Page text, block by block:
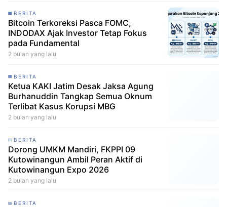
BERITA
Bitcoin Terkoreksi Pasca FOMC,
INDODAX Ajak Investor Tetap Fokus
pada Fundamental
2 bulan yang lalu
BERITA
Ketua KAKI Jatim Desak Jaksa Agung
Burhanuddin Tangkap Semua Oknum
Terlibat Kasus Korupsi MBG
2 bulan yang lalu
BERITA
Dorong UMKM Mandiri, FKPPI 09
Kutowinangun Ambil Peran Aktif di
Kutowinangun Expo 2026
2 bulan yang lalu
BERITA